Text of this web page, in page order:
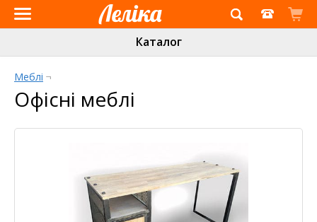
Інтернет-
магазин
«Леліка»
Каталог
Меблі ¬
Офісні меблі